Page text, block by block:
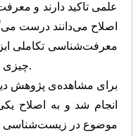
علمی تاکید دارند و
اصلاح می‌دانند درست
معرفت‌شناسی تکاملی
چیزی است که در مرزهای علوم می‌گذرد.
برای مشاهده‌ی پژوهش
انجام شد و به اصلاح
موضوع در زیست‌شناسی